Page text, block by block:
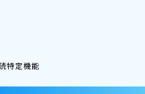
特定機能